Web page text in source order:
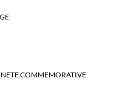
COMMEMORATIVE